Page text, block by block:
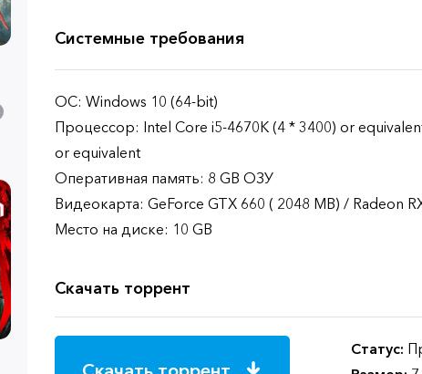
Системные требования
ОС: Windows 10 (64-bit)
Процессор: Intel Core i5-4670K (4 * 3400) or
or equivalent
Оперативная память: 8 GB ОЗУ
Видеокарта: GeForce GTX 660 ( 2048 MB) / Radeon
Место на диске: 10 GB
Скачать торрент
Статус: